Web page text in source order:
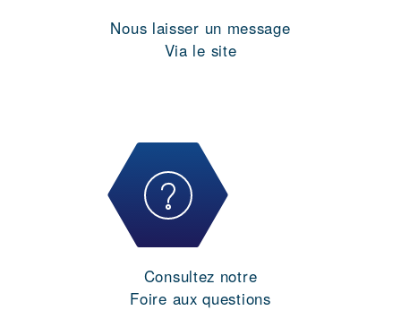
Nous laisser un message
Via le site
Consultez notre
Foire aux questions